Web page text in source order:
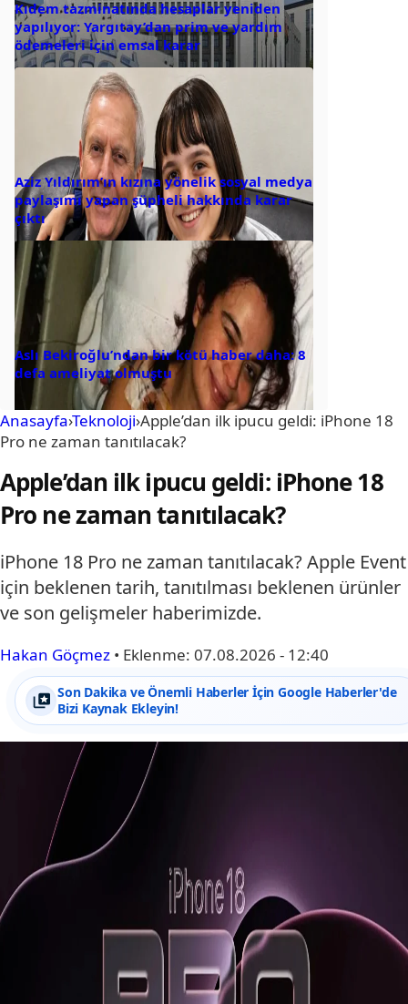
Kıdem tazminatında hesaplar yeniden
yapılıyor: Yargıtay’dan prim ve yardım
ödemeleri için emsal karar
Aziz Yıldırım’ın kızına yönelik sosyal medya
paylaşımı yapan şüpheli hakkında karar
çıktı
Aslı Bekiroğlu’ndan bir kötü haber daha: 8
defa ameliyat olmuştu
Anasayfa›Teknoloji›Apple’dan ilk ipucu geldi: iPhone 18
Pro ne zaman tanıtılacak?
Apple’dan ilk ipucu geldi: iPhone 18
Pro ne zaman tanıtılacak?
iPhone 18 Pro ne zaman tanıtılacak? Apple Event
için beklenen tarih, tanıtılması beklenen ürünler
ve son gelişmeler haberimizde.
Hakan Göçmez • Eklenme: 07.08.2026 - 12:40
Son Dakika ve Önemli Haberler İçin Google Haberler'de
Bizi Kaynak Ekleyin!